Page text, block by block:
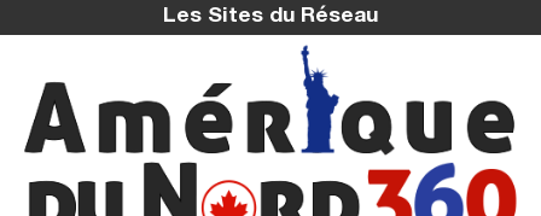
Les Sites du Réseau